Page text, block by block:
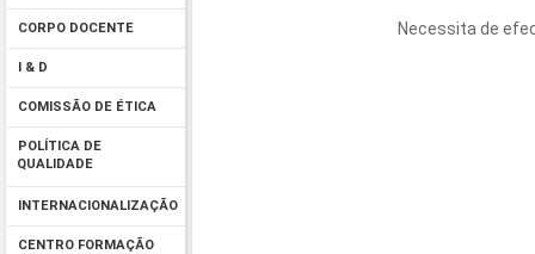
CORPO DOCENTE
I & D
COMISSÃO DE ÉTICA
POLÍTICA DE
QUALIDADE
INTERNACIONALIZAÇÃO
CENTRO FORMAÇÃO
Necessita de